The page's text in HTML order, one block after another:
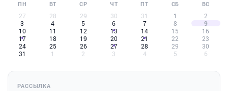
ПН ВТ СР ЧТ ПТ СБ ВС
27 28 29 30 31 1
2
3
4 5 6 7 8
9
10
11 12 13 14 15
16
17
18 19 20 21 22
23
24
25 26 27 28 29
30
31
1 2 3 4 5 6
РАССЫЛКА